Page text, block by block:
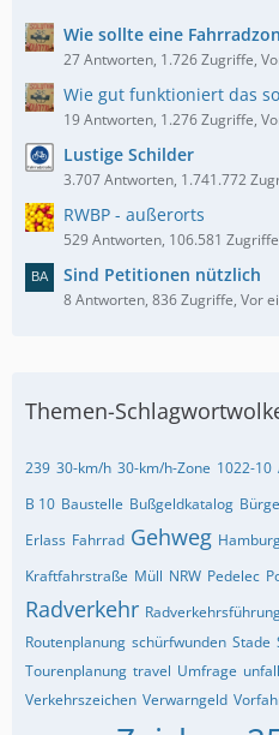
Wie sollte eine
27 Antworten, 1.726 Zugriffe,
Wie gut funktioniert das
19 Antworten, 1.276 Zugriffe,
Lustige Schilder
3.707 Antworten, 1.741.772
RWBP - außerorts
529 Antworten, 106.581
Sind Petitionen nützlich
8 Antworten, 836 Zugriffe, Vor
Themen-
239 30-km/h 30-km/h-Zone 1022-10
B 10 Baustelle Bußgeldkatalog
Erlass Fahrrad Gehweg
Kraftfahrstraße Müll NRW Pedelec
Radverkehr
Routenplanung schürfwunden Stade
Tourenplanung travel Umfrage unfall
Verkehrszeichen Verwarngeld